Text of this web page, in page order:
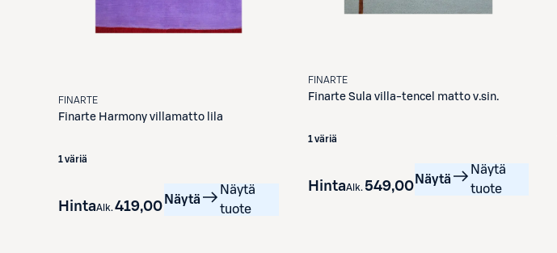
FINARTE
Finarte Harmony villamatto lila
1 väriä
HintaAlk.419,00 €Näytä
Näytä
tuote
FINARTE
Finarte Sula villa-tencel matto v.sin.
1 väriä
HintaAlk. 549,00 €Näytä
Näytä
tuote